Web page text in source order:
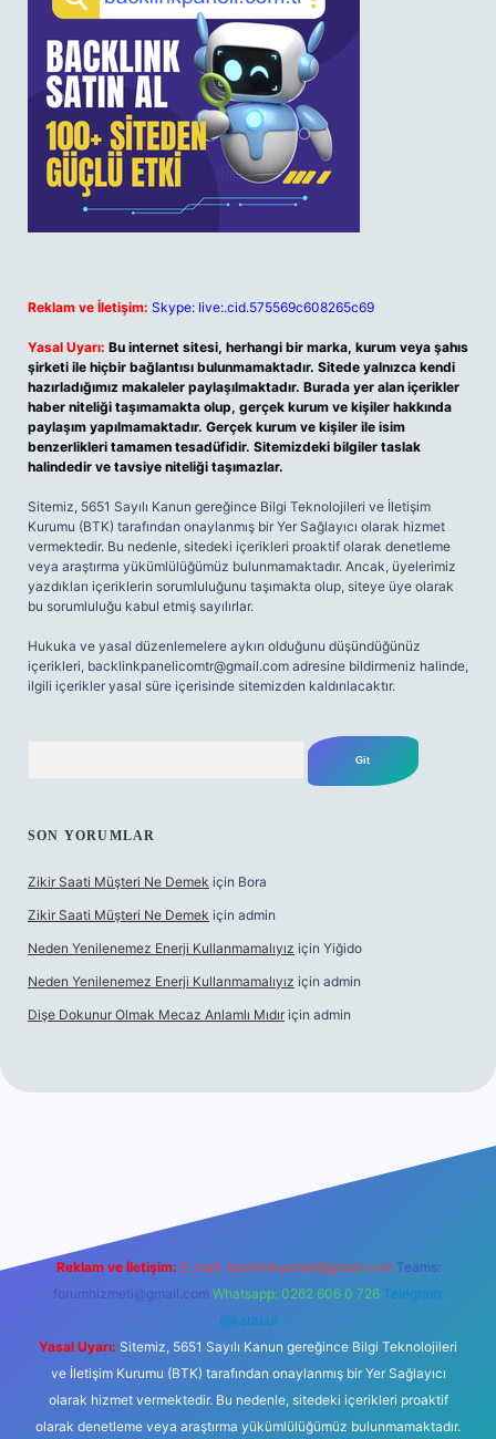
Reklam ve İletişim: Skype: live:.cid.575569c608265c69
Yasal Uyarı: Bu internet sitesi, herhangi bir marka, kurum veya şahıs
şirketi ile hiçbir bağlantısı bulunmamaktadır. Sitede yalnızca kendi
hazırladığımız makaleler paylaşılmaktadır. Burada yer alan içerikler
haber niteliği taşımamakta olup, gerçek kurum ve kişiler hakkında
paylaşım yapılmamaktadır. Gerçek kurum ve kişiler ile isim
benzerlikleri tamamen tesadüfidir. Sitemizdeki bilgiler taslak
halindedir ve tavsiye niteliği taşımazlar.
Sitemiz, 5651 Sayılı Kanun gereğince Bilgi Teknolojileri ve İletişim
Kurumu (BTK) tarafından onaylanmış bir Yer Sağlayıcı olarak hizmet
vermektedir. Bu nedenle, sitedeki içerikleri proaktif olarak denetleme
veya araştırma yükümlülüğümüz bulunmamaktadır. Ancak, üyelerimiz
yazdıkları içeriklerin sorumluluğunu taşımakta olup, siteye üye olarak
bu sorumluluğu kabul etmiş sayılırlar.
Hukuka ve yasal düzenlemelere aykırı olduğunu düşündüğünüz
içerikleri, backlinkpanelicomtr@gmail.com adresine bildirmeniz halinde,
ilgili içerikler yasal süre içerisinde sitemizden kaldırılacaktır.
SON YORUMLAR
Zikir Saati Müşteri Ne Demek için Bora
Zikir Saati Müşteri Ne Demek için admin
Neden Yenilenemez Enerji Kullanmamalıyız için Yiğido
Neden Yenilenemez Enerji Kullanmamalıyız için admin
Dişe Dokunur Olmak Mecaz Anlamlı Mıdır için admin
Reklam ve İletişim: E-mail: backlinkpaneli@gmail.com Teams:
forumhizmeti@gmail.com Whatsapp: 0262 606 0 726 Telegram:
@karabul
Yasal Uyarı: Sitemiz, 5651 Sayılı Kanun gereğince Bilgi Teknolojileri
ve İletişim Kurumu (BTK) tarafından onaylanmış bir Yer Sağlayıcı
olarak hizmet vermektedir. Bu nedenle, sitedeki içerikleri proaktif
olarak denetleme veya araştırma yükümlülüğümüz bulunmamaktadır.